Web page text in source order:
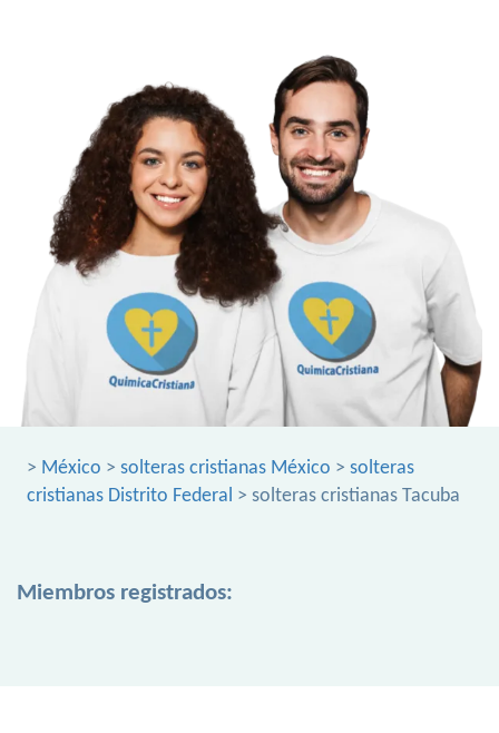
> México > solteras cristianas México > solteras
cristianas Distrito Federal > solteras cristianas Tacuba
Miembros registrados: